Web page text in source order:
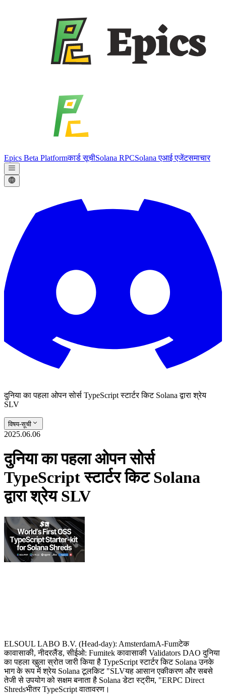
Epics Beta Platformकार्ड सूचीSolana RPCSolana एआई एजेंटसमाचार
दुनिया का पहला ओपन सोर्स TypeScript स्टार्टर किट Solana द्वारा श्रेय
SLV
विषय-सूची
2025.06.06
दुनिया का पहला ओपन सोर्स
TypeScript स्टार्टर किट Solana
द्वारा श्रेय SLV
ELSOUL LABO B.V. (Head-day): AmsterdamA-Fumटेक
कावासाकी, नीदरलैंड, सीईओ: Fumitek कावासाकी Validators DAO दुनिया
का पहला खुला स्रोत जारी किया है TypeScript स्टार्टर किट Solana उनके
भाग के रूप में श्रेय Solana टूलकिट "SLVयह आसान एकीकरण और सबसे
तेजी से उपयोग को सक्षम बनाता है Solana डेटा स्ट्रीम, "ERPC Direct
Shredsभीतर TypeScript वातावरण।